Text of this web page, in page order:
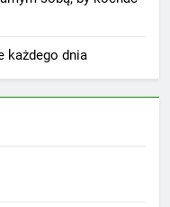
każdego dnia